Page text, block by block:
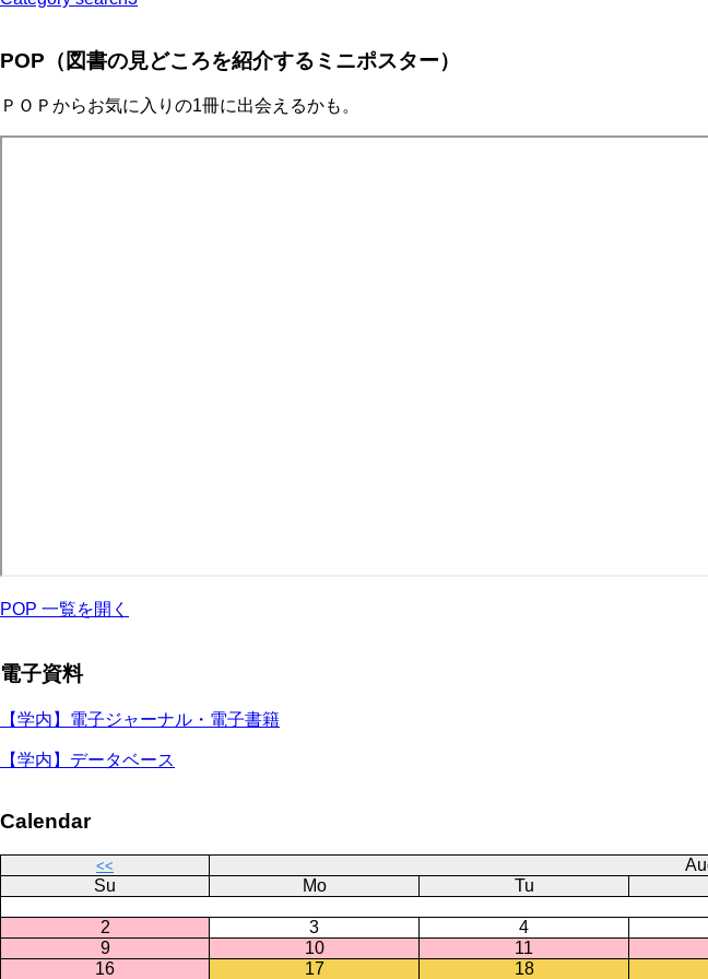
POP（図書の見どころを紹介するミニポスター）
ＰＯＰからお気に入りの1冊に出会えるかも。
POP 一覧を開く
電子資料
【学内】電子ジャーナル・電子書籍
【学内】データベース
Calendar
<<
Su Mo Tu
2
3 4
9
10 11
16
17 18